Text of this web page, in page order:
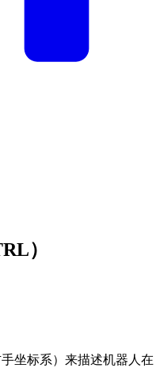
）
坐标系）来描述机器人在